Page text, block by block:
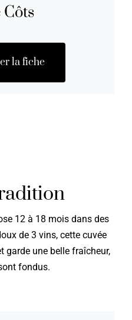
la fiche
12 à 18 mois dans des
de 3 vins, cette cuvée
garde une belle fraîcheur,
fondus.